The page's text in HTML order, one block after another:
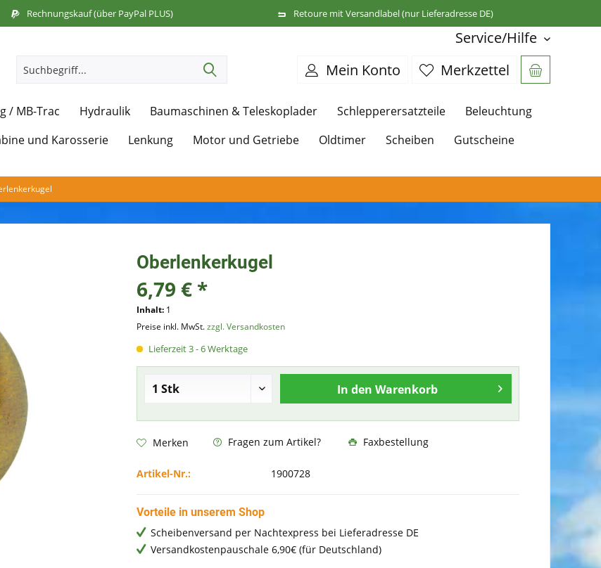
Rechnungskauf (über PayPal PLUS) Retoure mit Versandlabel (nur Lieferadresse DE)
Service/Hilfe
Merkzettel
Mein Konto
/ MB-Trac Hydraulik Baumaschinen & Teleskoplader Schlepperersatzteile
Beleuchtung
und Karosserie Lenkung Motor und Getriebe Oldtimer Scheiben
Gutscheine
Oberlenkerkugel
6,79 € *
Inhalt: 1
Preise inkl. MwSt.zzgl. Versandkosten
Lieferzeit 3 - 6 Werktage
In den Warenkorb
Merken Fragen zum Artikel? Faxbestellung
Artikel-Nr.: 1900728
Vorteile in unserem Shop
Scheibenversand per Nachtexpress bei Lieferadresse DE
Versandkostenpauschale 6,90€ (für Deutschland)